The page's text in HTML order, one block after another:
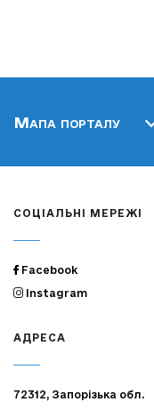
Мапа порталу
СОЦІАЛЬНІ МЕРЕЖІ
Facebook
Instagram
АДРЕСА
72312, Запорізька обл.